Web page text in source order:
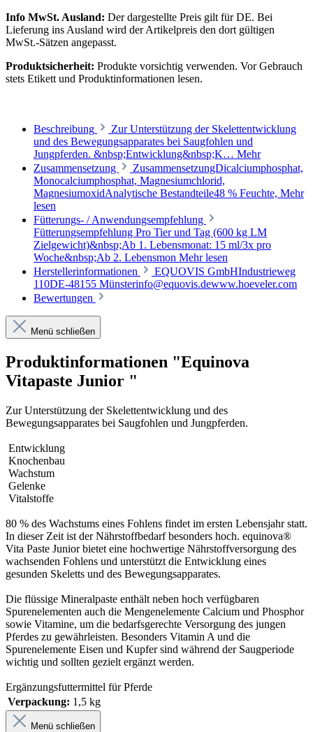
Info MwSt. Ausland: Der dargestellte Preis gilt für DE. Bei
Lieferung ins Ausland wird der Artikelpreis den dort gültigen
MwSt.-Sätzen angepasst.
Produktsicherheit: Produkte vorsichtig verwenden. Vor Gebrauch
stets Etikett und Produktinformationen lesen.
Beschreibung
Zur Unterstützung der Skelettentwicklung
und des Bewegungsapparates bei Saugfohlen und
Jungpferden. &nbsp;Entwicklung&nbsp;K… Mehr
Zusammensetzung
ZusammensetzungDicalciumphosphat,
Monocalciumphosphat, Magnesiumchlorid,
MagnesiumoxidAnalytische Bestandteile48 % Feuchte, Mehr
lesen
Fütterungs- / Anwendungsempfehlung
Fütterungsempfehlung Pro Tier und Tag (600 kg LM
Zielgewicht)&nbsp;Ab 1. Lebensmonat: 15 ml/3x pro
Woche&nbsp;Ab 2. Lebensmon Mehr lesen
Herstellerinformationen
EQUOVIS GmbHIndustrieweg
110DE-48155 Münsterinfo@equovis.dewww.hoeveler.com
Bewertungen
Menü schließen
Produktinformationen "Equinova
Vitapaste Junior "
Zur Unterstützung der Skelettentwicklung und des
Bewegungsapparates bei Saugfohlen und Jungpferden.
Entwicklung
Knochenbau
Wachstum
Gelenke
Vitalstoffe
80 % des Wachstums eines Fohlens findet im ersten Lebensjahr statt.
In dieser Zeit ist der Nährstoffbedarf besonders hoch. equinova®
Vita Paste Junior bietet eine hochwertige Nährstoffversorgung des
wachsenden Fohlens und unterstützt die Entwicklung eines
gesunden Skeletts und des Bewegungsapparates.
Die flüssige Mineralpaste enthält neben hoch verfügbaren
Spurenelementen auch die Mengenelemente Calcium und Phosphor
sowie Vitamine, um die bedarfsgerechte Versorgung des jungen
Pferdes zu gewährleisten. Besonders Vitamin A und die
Spurenelemente Eisen und Kupfer sind während der Saugperiode
wichtig und sollten gezielt ergänzt werden.
Ergänzungsfuttermittel für Pferde
Verpackung: 1,5 kg
Menü schließen